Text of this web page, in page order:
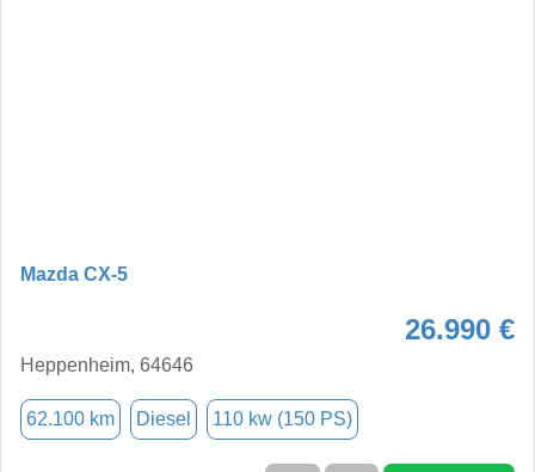
Mazda CX-5
26.990 €
Heppenheim, 64646
62.100 km Diesel 110 kw (150 PS)